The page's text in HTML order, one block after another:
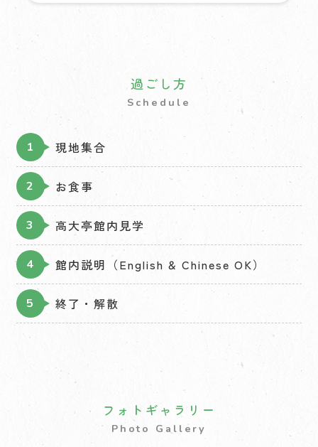
過ごし方
Schedule
現地集合
お食事
高大亭館内見学
館内説明（English & Chinese OK）
終了・解散
フォトギャラリー
Photo Gallery